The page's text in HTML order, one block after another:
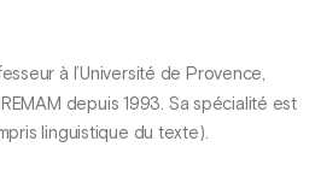
à l’Université de Provence,
depuis 1993. Sa spécialité est
linguistique du texte).